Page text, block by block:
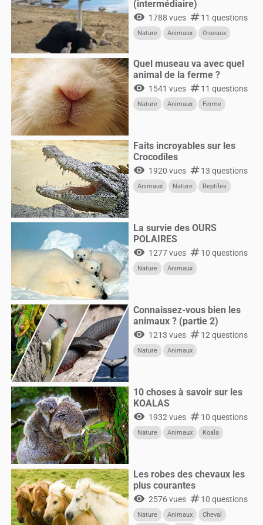
(intermédiaire)
visibility 1788 vues numbers11 questions
Nature Animaux Oiseaux
Quel museau va avec quel
animal de la ferme ?
visibility 1541 vues numbers11 questions
Nature Animaux Ferme
Faits incroyables sur les
Crocodiles
visibility 1920 vues numbers13 questions
Animaux Nature Reptiles
La survie des OURS
POLAIRES
visibility 1277 vues numbers10 questions
Nature Animaux
Connaissez-vous bien les
animaux ? (partie 2)
visibility 1213 vues numbers12 questions
Nature Animaux
10 choses à savoir sur les
KOALAS
visibility 1932 vues numbers10 questions
Nature Animaux Koala
Les robes des chevaux les
plus courantes
visibility 2576 vues numbers10 questions
Nature Animaux
Cheval